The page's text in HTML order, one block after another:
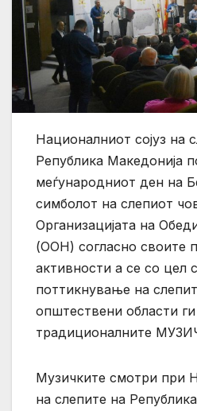
Националниот сојуз на
Република Македонија
меѓународниот ден на
симболот на слепиот
Организацијата на
(ООН) согласно своите
активности а се со цел
поттикнување на
општествени области
традиционалните
Музичките смотри при
на слепите на